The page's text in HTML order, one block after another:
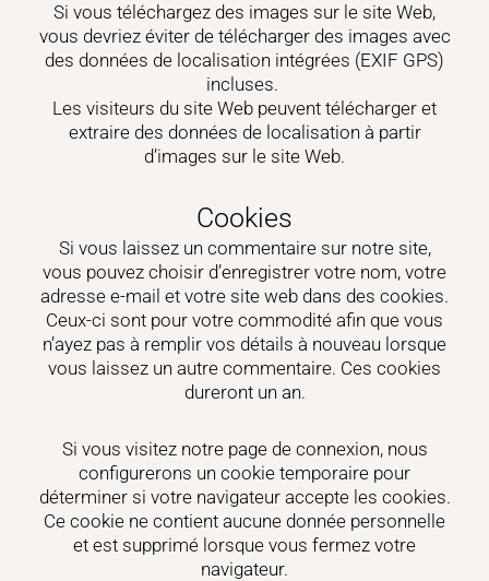
Si vous téléchargez des images sur le site Web,
vous devriez éviter de télécharger des images avec
des données de localisation intégrées (EXIF GPS)
incluses.
Les visiteurs du site Web peuvent télécharger et
extraire des données de localisation à partir
d’images sur le site Web.
Cookies
Si vous laissez un commentaire sur notre site,
vous pouvez choisir d’enregistrer votre nom, votre
adresse e-mail et votre site web dans des cookies.
Ceux-ci sont pour votre commodité afin que vous
n’ayez pas à remplir vos détails à nouveau lorsque
vous laissez un autre commentaire. Ces cookies
dureront un an.
Si vous visitez notre page de connexion, nous
configurerons un cookie temporaire pour
déterminer si votre navigateur accepte les cookies.
Ce cookie ne contient aucune donnée personnelle
et est supprimé lorsque vous fermez votre
navigateur.